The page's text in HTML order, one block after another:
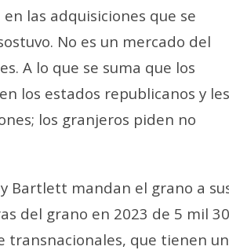
las adquisiciones que se
No es un mercado del
A lo que se suma que los
los estados republicanos y les
los granjeros piden no
Bartlett mandan el grano a
del grano en 2023 de 5 mil
transnacionales, que tienen